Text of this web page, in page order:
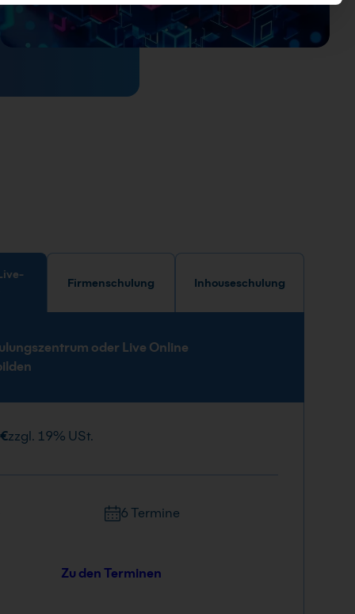
Firmenschulung Inhouseschulung
oder Live Online
zzgl. 19% USt.
6 Termine
Zu den Terminen